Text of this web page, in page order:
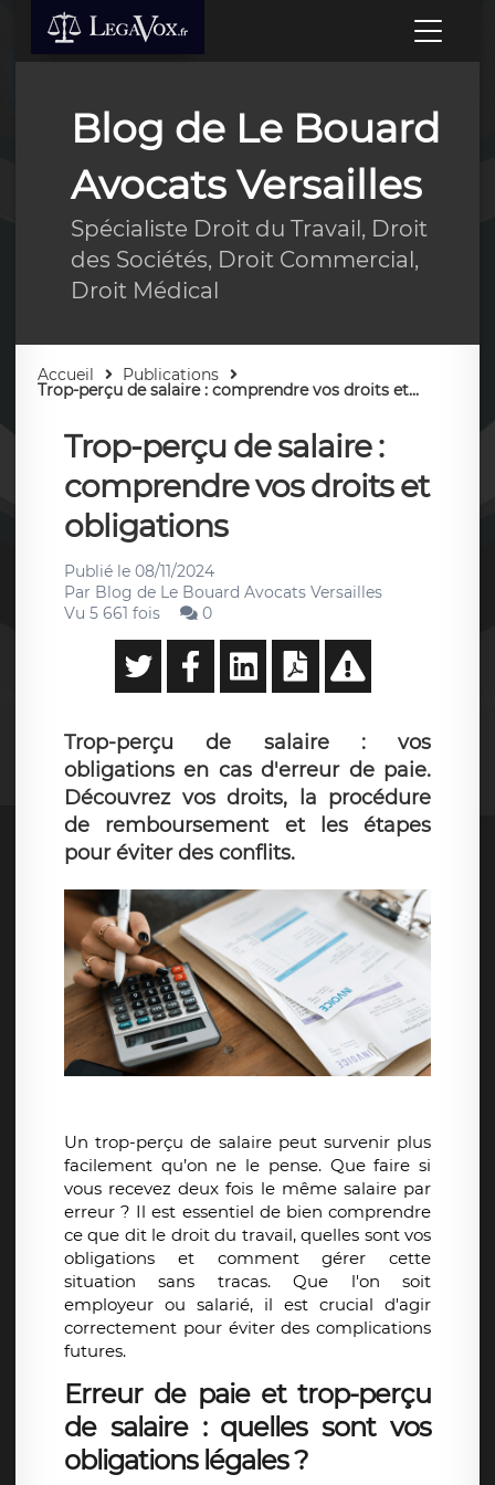
Blog de Le Bouard
Avocats Versailles
Spécialiste Droit du Travail, Droit
des Sociétés, Droit Commercial,
Droit Médical
Accueil Publications
Trop-perçu de salaire : comprendre vos droits et...
Trop-perçu de salaire :
comprendre vos droits et
obligations
Publié le 08/11/2024
Par Blog de Le Bouard Avocats Versailles
Vu 5 661 fois
0
Trop-perçu de salaire : vos
obligations en cas d'erreur de paie.
Découvrez vos droits, la procédure
de remboursement et les étapes
pour éviter des conflits.
Untrop-perçu de salairepeut survenir plus
facilement qu’on ne le pense. Que faire si
vous recevez deux fois le même salaire par
erreur ? Il est essentiel de bien comprendre
ce que dit le droit du travail, quelles sont vos
obligations et comment gérer cette
situation sans tracas. Que l'on soit
employeur ou salarié, il est crucial d'agir
correctement pour éviter des complications
futures.
Erreur de paie et trop-perçu
de salaire : quelles sont vos
obligations légales ?